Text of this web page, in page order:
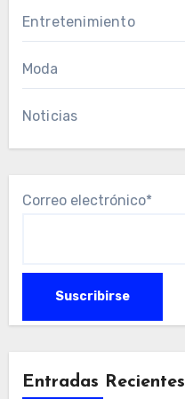
Entretenimiento
Moda
Noticias
Correo electrónico*
Entradas Recientes